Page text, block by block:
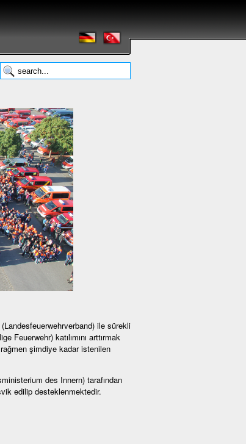
ile sürekli
katılımını arttırmak
şimdiye kadar istenilen
des Innern) tarafından
edilip desteklenmektedir.